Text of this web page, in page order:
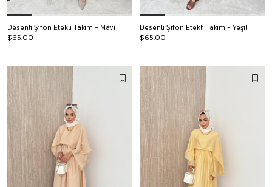
Desenli Şifon Etekli Takım - Mavi
$65.00
Desenli Şifon Etekli Takım - Yeşil
$65.00